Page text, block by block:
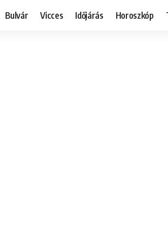
Bulvár Vicces Időjárás Horoszkóp